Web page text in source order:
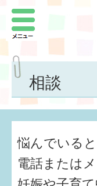
相談
悩んでいる
電話または
メ
結婚したい
子どもが
福井の子